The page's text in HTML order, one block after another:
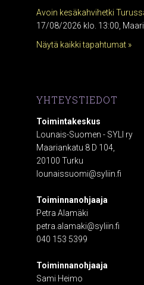
Avoin kesäkahvihetki
17/08/2026 klo. 13:00,
Näytä kaikki tapahtumat »
YHTEYSTIEDOT
Toimintakeskus
Lounais-Suomen - SYLI ry
Maariankatu 8 D 104,
20100 Turku
lounaissuomi@syliin.fi
Toiminnanohjaaja
Petra Alamäki
petra.alamaki@syliin.fi
040 153 5399
Toiminnanohjaaja
Sami Heimo